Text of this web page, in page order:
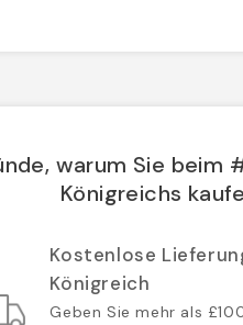
warum Sie beim
Königreichs
Kostenlose
Königreich
Geben Sie mehr als